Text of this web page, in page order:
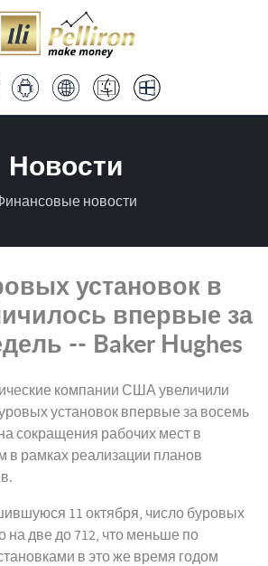
Новости
новости
установок в
впервые за
-- Baker Hughes
компании США увеличили
установок впервые за восемь
сокращения рабочих мест в
в рамках реализации планов
11 октября, число буровых
на две до 712, что меньше по
в это же время годом